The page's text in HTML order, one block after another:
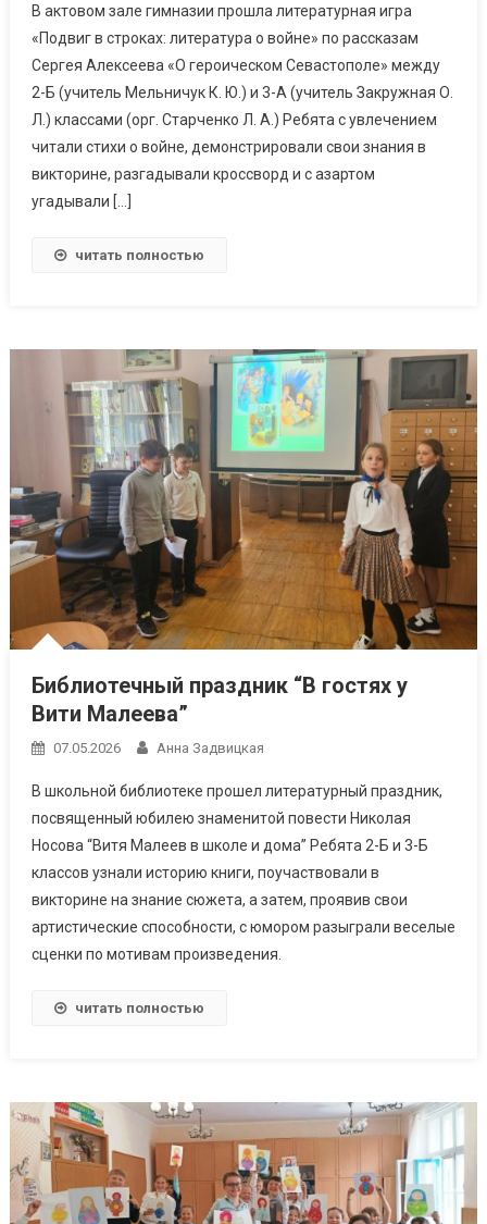
В актовом зале гимназии прошла литературная игра
«Подвиг в строках: литература о войне» по рассказам
Сергея Алексеева «О героическом Севастополе» между
2-Б (учитель Мельничук К. Ю.) и 3-А (учитель Закружная О.
Л.) классами (орг. Старченко Л. А.) Ребята с увлечением
читали стихи о войне, демонстрировали свои знания в
викторине, разгадывали кроссворд и с азартом
угадывали […]
читать полностью
Библиотечный праздник “В гостях у
Вити Малеева”
07.05.2026 Анна Задвицкая
В школьной библиотеке прошел литературный праздник,
посвященный юбилею знаменитой повести Николая
Носова “Витя Малеев в школе и дома” Ребята 2-Б и 3-Б
классов узнали историю книги, поучаствовали в
викторине на знание сюжета, а затем, проявив свои
артистические способности, с юмором разыграли веселые
сценки по мотивам произведения.
читать полностью